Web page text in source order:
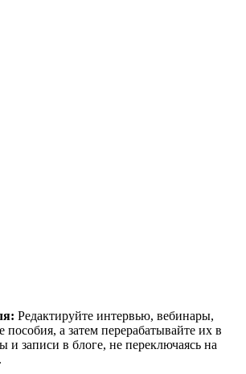
Редактируйте интервью, вебинары,
а затем перерабатывайте их в
и записи в блоге, не переключаясь на